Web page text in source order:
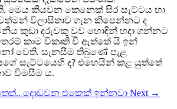
මෙය කියවන කෙනෙක් සිර සැට්ටය හා
විලාසිතාව ගැන කිපෙන්නට ද
කුඩා දරුවකු වුව හොඳින් හදා ගන්නට
කාම විකෘති වී ඇත්තේ යි ඉන්
වෙති. සැනසීම තිබුණේ පැළ
සැට්ටයෙහි ද? එහෙයින් කළ යුත්තේ
විමසීම ය.
දොඩවන එකෙක් ඉන්නවා Next →